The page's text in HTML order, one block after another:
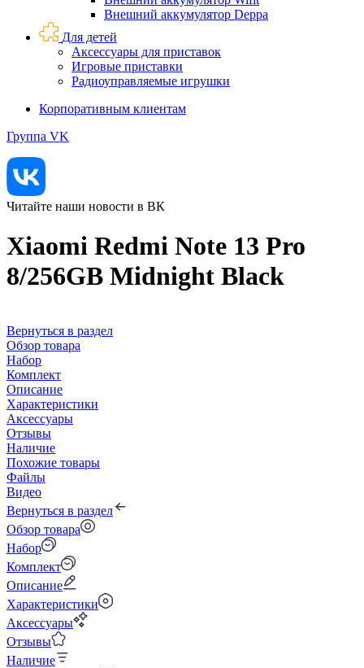
Внешний аккумулятор Deppa
Для детей
Аксессуары для приставок
Игровые приставки
Радиоуправляемые игрушки
Корпоративным клиентам
Группа VK
Читайте наши новости в ВК
Xiaomi Redmi Note 13 Pro
8/256GB Midnight Black
Вернуться в раздел
Обзор товара
Набор
Комплект
Описание
Характеристики
Аксессуары
Отзывы
Наличие
Похожие товары
Файлы
Видео
Вернуться в раздел
Обзор товара
Набор
Комплект
Описание
Характеристики
Аксессуары
Отзывы
Наличие